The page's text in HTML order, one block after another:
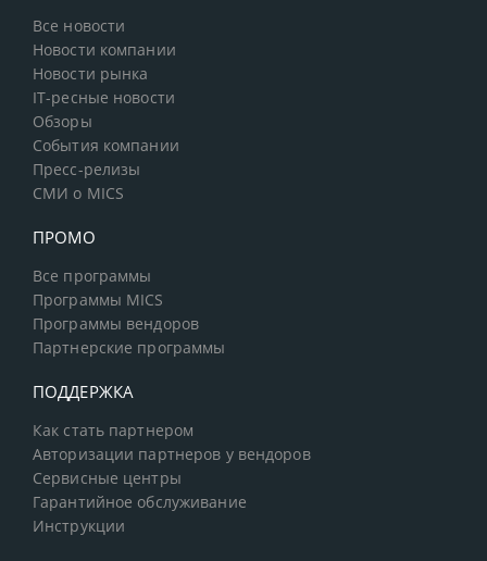
Все новости
Новости компании
Новости рынка
IT-ресные новости
Обзоры
События компании
Пресс-релизы
СМИ о MICS
ПРОМО
Все программы
Программы MICS
Программы вендоров
Партнерские программы
ПОДДЕРЖКА
Как стать партнером
Авторизации партнеров у вендоров
Сервисные центры
Гарантийное обслуживание
Инструкции